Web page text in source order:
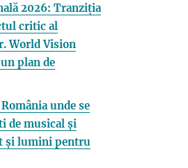
2026: Tranziția
critic al
World Vision
plan de
unde se
de musical și
și lumini pentru